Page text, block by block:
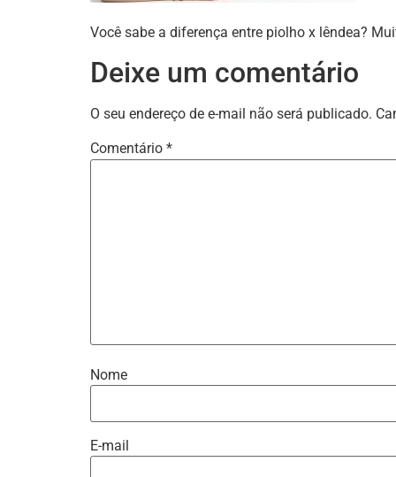
Você sabe a diferença entre piolho x lêndea?
Deixe um comentário
O seu endereço de e-mail não será publicado.
Comentário *
Nome
E-mail